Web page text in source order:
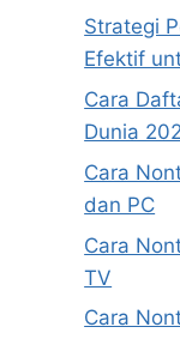
Strategi
Efektif
Cara
Dunia
Cara
dan PC
Cara
TV
Cara